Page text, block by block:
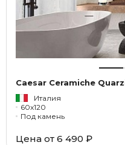
Caesar Ceramiche
Италия
60x120
Под камень
Цена от 6 490 ₽